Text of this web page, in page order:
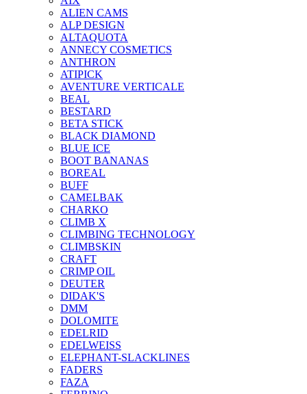
ALIEN CAMS
ALP DESIGN
ALTAQUOTA
ANNECY COSMETICS
ANTHRON
ATIPICK
AVENTURE VERTICALE
BEAL
BESTARD
BETA STICK
BLACK DIAMOND
BLUE ICE
BOOT BANANAS
BOREAL
BUFF
CAMELBAK
CHARKO
CLIMB X
CLIMBING TECHNOLOGY
CLIMBSKIN
CRAFT
CRIMP OIL
DEUTER
DIDAK'S
DMM
DOLOMITE
EDELRID
EDELWEISS
ELEPHANT-SLACKLINES
FADERS
FAZA